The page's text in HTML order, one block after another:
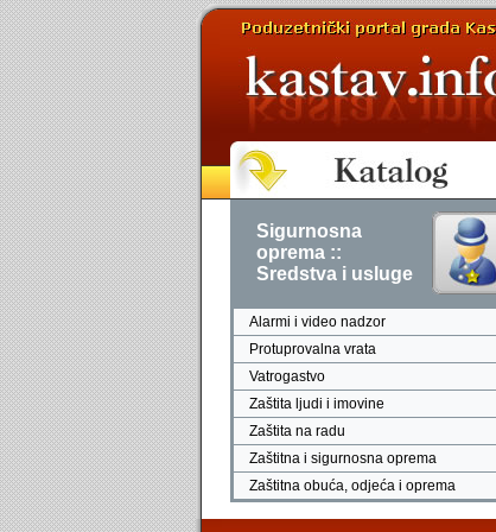
Sigurnosna
oprema ::
Sredstva i usluge
Alarmi i video nadzor
Protuprovalna vrata
Vatrogastvo
Zaštita ljudi i imovine
Zaštita na radu
Zaštitna i sigurnosna oprema
Zaštitna obuća, odjeća i oprema